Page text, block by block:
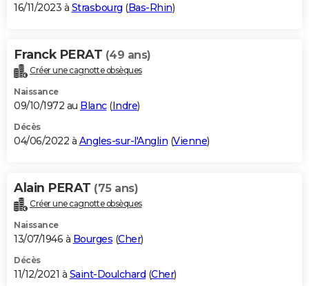
16/11/2023 à Strasbourg (Bas-Rhin)
Franck PERAT (49 ans)
Créer une cagnotte obsèques
Naissance
09/10/1972 au Blanc(Indre)
Décès
04/06/2022 à Angles-sur-l'Anglin (Vienne)
Alain PERAT (75 ans)
Créer une cagnotte obsèques
Naissance
13/07/1946 à Bourges (Cher)
Décès
11/12/2021 à Saint-Doulchard (Cher)